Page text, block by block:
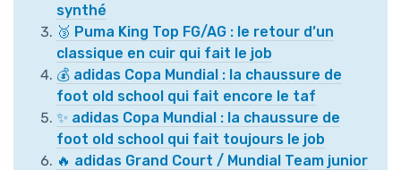
synthé
🥉 Puma King Top FG/AG : le retour d’un
classique en cuir qui fait le job
💰 adidas Copa Mundial : la chaussure de
foot old school qui fait encore le taf
✨ adidas Copa Mundial : la chaussure de
foot old school qui fait toujours le job
🔥 adidas Grand Court / Mundial Team junior